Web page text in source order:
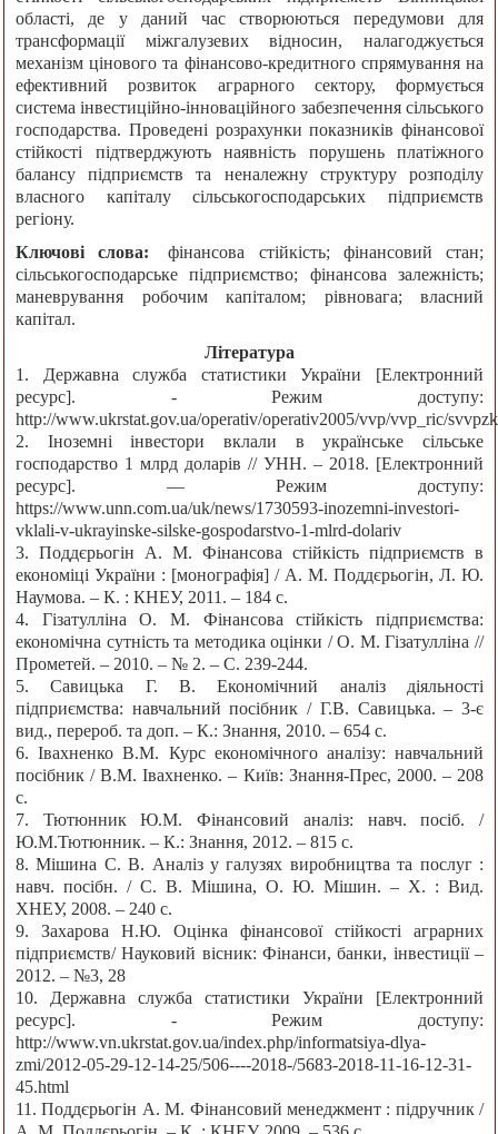
області, де у даний час створюються передумови для
трансформації міжгалузевих відносин, налагоджується
механізм цінового та фінансово-кредитного спрямування на
ефективний розвиток аграрного сектору, формується
система інвестиційно-інноваційного забезпечення сільського
господарства. Проведені розрахунки показників фінансової
стійкості підтверджують наявність порушень платіжного
балансу підприємств та неналежну структуру розподілу
власного капіталу сільськогосподарських підприємств
регіону.
Ключові слова:
фінансова стійкість; фінансовий стан;
сільськогосподарське підприємство; фінансова залежність;
маневрування робочим капіталом; рівновага; власний
капітал.
Література
1. Державна служба статистики України [Електронний
ресурс]. - Режим доступу:
http://www.ukrstat.gov.ua/operativ/operativ2005/vvp/vvp_ric/
2. Іноземні інвестори вклали в українське сільське
господарство 1 млрд доларів // УНН. – 2018. [Електронний
ресурс]. — Режим доступу:
https://www.unn.com.ua/uk/news/1730593-inozemni-investori-
vklali-v-ukrayinske-silske-gospodarstvo-1-mlrd-dolariv
3. Поддєрьогін А. М. Фінансова стійкість підприємств в
економіці України : [монографія] / А. М. Поддєрьогін, Л. Ю.
Наумова. – К. : КНЕУ, 2011. – 184 с.
4. Гізатулліна О. М. Фінансова стійкість підприємства:
економічна сутність та методика оцінки / О. М. Гізатулліна //
Прометей. – 2010. – № 2. – С. 239-244.
5. Савицька Г. В. Економічний аналіз діяльності
підприємства: навчальний посібник / Г.В. Савицька. – 3-є
вид., перероб. та доп. – К.: Знання, 2010. – 654 с.
6. Івахненко В.М. Курс економічного аналізу: навчальний
посібник / В.М. Івахненко. – Київ: Знання-Прес, 2000. – 208
с.
7. Тютюнник Ю.М. Фінансовий аналіз: навч. посіб. /
Ю.М.Тютюнник. – К.: Знання, 2012. – 815 с.
8. Мішина С. В. Аналіз у галузях виробництва та послуг :
навч. посібн. / С. В. Мішина, О. Ю. Мішин. – Х. : Вид.
ХНЕУ, 2008. – 240 с.
9. Захарова Н.Ю. Оцінка фінансової стійкості аграрних
підприємств/ Науковий вісник: Фінанси, банки, інвестиції –
2012. – №3, 28
10. Державна служба статистики України [Електронний
ресурс]. - Режим доступу:
http://www.vn.ukrstat.gov.ua/index.php/informatsiya-dlya-
zmi/2012-05-29-12-14-25/506----2018-/5683-2018-11-16-12-31-
45.html
11. Поддєрьогін А. М. Фінансовий менеджмент : підручник /